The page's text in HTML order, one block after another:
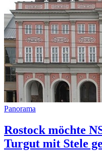
Panorama
Rostock möchte
Turgut mit Stele